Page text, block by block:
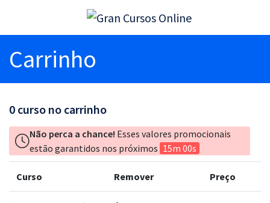
Carrinho
0 curso no carrinho
Não perca a chance! Esses valores promocionais
estão garantidos nos próximos 15m 00s
Curso Remover Preço